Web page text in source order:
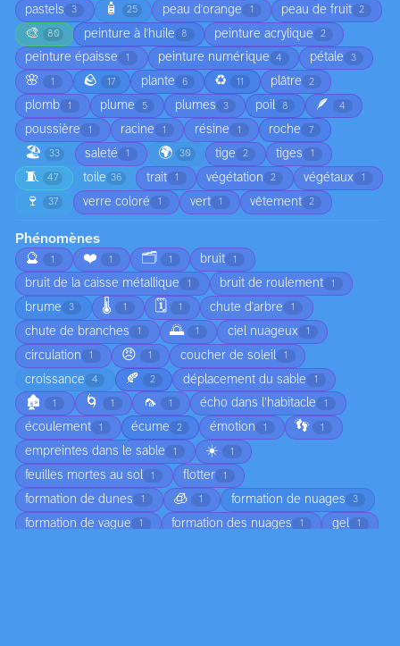
pastels 3 🧴 25 peau d'orange 1 peau de fruit 2
🎨 80 peinture à l'huile 8 peinture acrylique 2
peinture épaisse 1 peinture numérique 4 pétale 3
🌸 1 🪨 17 plante 6 ♻️ 11 plâtre 2
plomb 1 plume 5 plumes 3 poil 8 🪶 4
poussière 1 racine 1 résine 1 roche 7
🏖️ 33 saleté 1 🌍 30 tige 2 tiges 1
🧵 47 toile 36 trait 1 végétation 2 végétaux 1
🍷 37 verre coloré 1 vert 1 vêtement 2
Phénomènes
🔮
1 ❤️ 1 🗂️ 1 bruit 1
bruit de la caisse métallique 1 bruit de roulement 1
brume 3 🌡️ 1 🗓️ 1 chute d'arbre 1
chute de branches 1 🌅 1 ciel nuageux 1
circulation 1 😠 1 coucher de soleil 1
croissance 4 🍂 2 déplacement du sable 1
🏚️ 1 🌀 1 🦟 1 écho dans l’habitacle 1
écoulement 1 écume 2 émotion 1 👣 1
empreintes dans le sable 1 ☀️ 1
feuilles mortes au sol 1 flotter 1
formation de dunes 1 🧊 1 formation de nuages 3
formation de vague 1 formation des nuages 1 gel 1